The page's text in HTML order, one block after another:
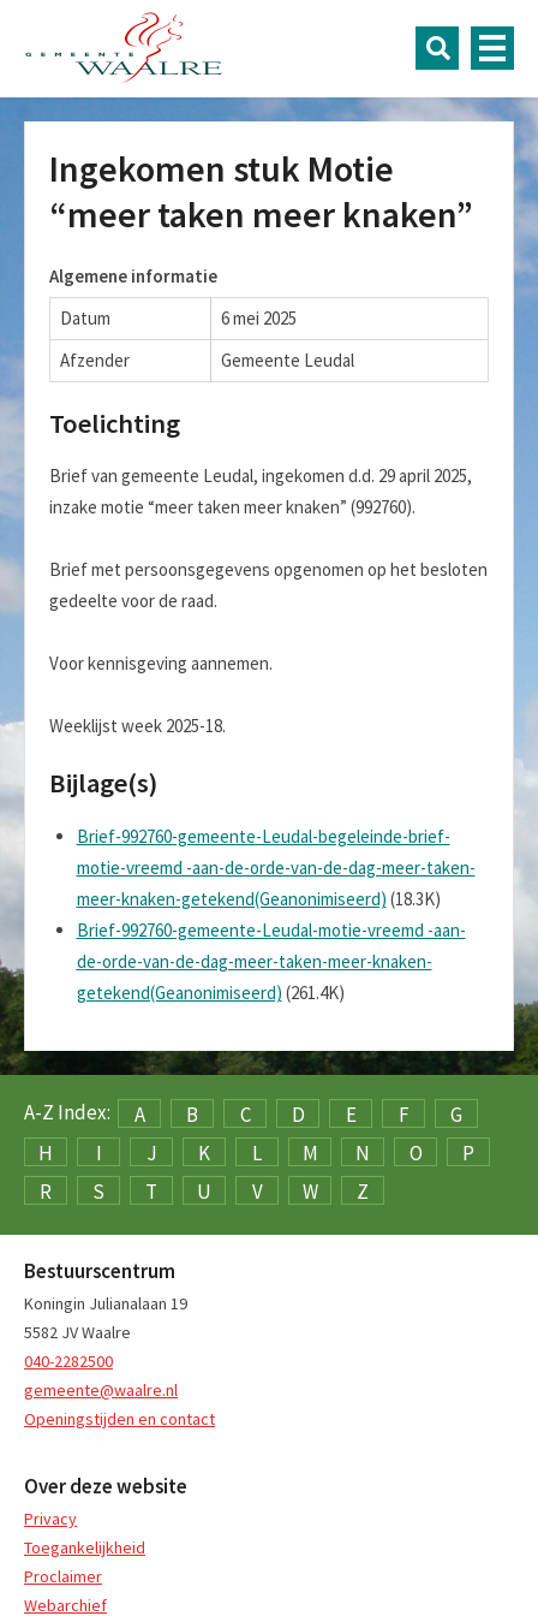
Ingekomen stuk Motie
“meer taken meer knaken”
Algemene informatie
Datum
6 mei 2025
Afzender
Gemeente Leudal
Toelichting
Brief van gemeente Leudal, ingekomen d.d. 29 april 2025,
inzake motie “meer taken meer knaken” (992760).
Brief met persoonsgegevens opgenomen op het besloten
gedeelte voor de raad.
Voor kennisgeving aannemen.
Weeklijst week 2025-18.
Bijlage(s)
Brief-992760-gemeente-Leudal-begeleinde-brief-
motie-vreemd -aan-de-orde-van-de-dag-meer-taken-
meer-knaken-getekend(Geanonimiseerd) (18.3K)
Brief-992760-gemeente-Leudal-motie-vreemd -aan-
de-orde-van-de-dag-meer-taken-meer-knaken-
getekend(Geanonimiseerd) (261.4K)
A-Z Index: A B C D E F
G
H
I J K L M N O
P
R
S T U V W Z
Bestuurscentrum
Koningin Julianalaan 19
5582 JV Waalre
040-2282500
gemeente@waalre.nl
Openingstijden en contact
Over deze website
Privacy
Toegankelijkheid
Proclaimer
Webarchief